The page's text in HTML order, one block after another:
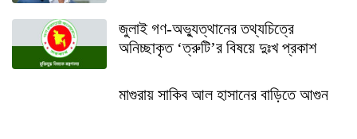
জুলাই গণ-অভ্যুত্থানের তথ্যচিত্রে
অনিচ্ছাকৃত ‘ত্রুটি’র বিষয়ে দুঃখ প্রকাশ
মাগুরায় সাকিব আল হাসানের বাড়িতে আগুন